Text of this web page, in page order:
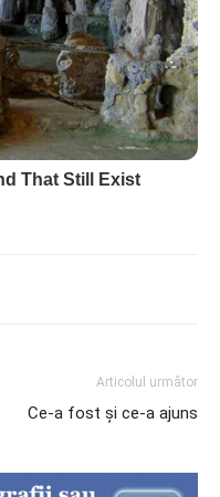
Articolul următor
Ce-a fost și ce-a ajuns